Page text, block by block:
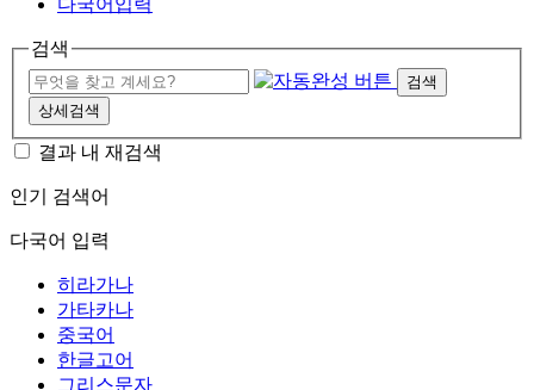
검색
검색
상세검색
결과 내 재검색
인기 검색어
다국어 입력
히라가나
가타카나
중국어
한글고어
그리스문자